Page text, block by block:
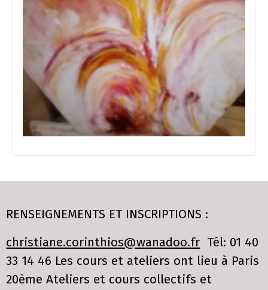
RENSEIGNEMENTS ET INSCRIPTIONS :
christiane.corinthios@wanadoo.fr Tél: 01 40
33 14 46 Les cours et ateliers ont lieu à Paris
20ème Ateliers et cours collectifs et